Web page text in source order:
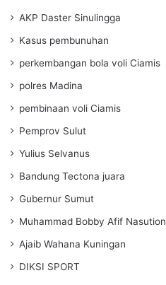
AKP Daster Sinulingga
Kasus pembunuhan
perkembangan bola voli Ciamis
polres Madina
pembinaan voli Ciamis
Pemprov Sulut
Yulius Selvanus
Bandung Tectona juara
Gubernur Sumut
Muhammad Bobby Afif Nasution
Ajaib Wahana Kuningan
DIKSI SPORT